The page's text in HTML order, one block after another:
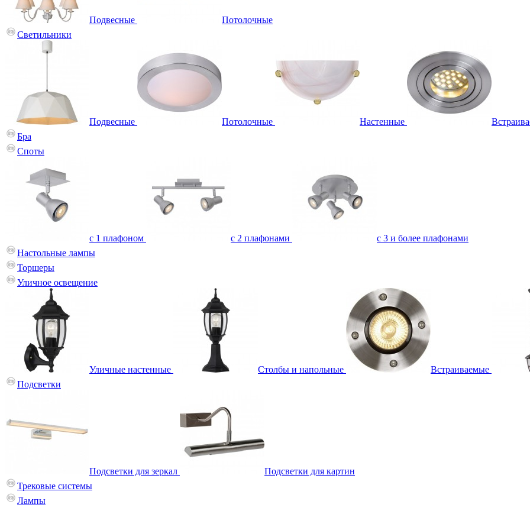
Подвесные
Потолочные
Светильники
Подвесные Потолочные Настенные
Бра
Споты
с 1 плафоном с 2 плафонами
с 3 и более плафонами
Настольные лампы
Торшеры
Уличное освещение
Уличные настенные Столбы и напольные Встраиваемые
Подсветки
Подсветки для зеркал
Подсветки для картин
Трековые системы
Лампы